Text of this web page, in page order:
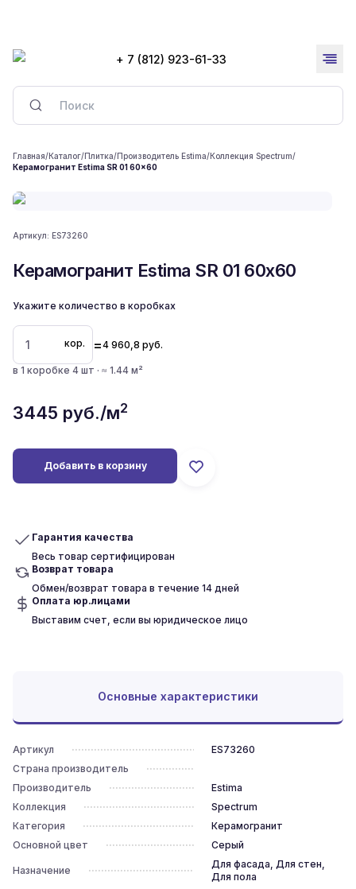
+ 7 (812) 923-61-33
Главная/Каталог/Плитка/Производитель Estima/Коллекция Spectrum/
Керамогранит Estima SR 01 60x60
Артикул: ES73260
Керамогранит Estima SR 01 60x60
Укажите количество в коробках
кор. =4 960,8 руб.
в 1 коробке 4 шт · ≈ 1.44 м²
3445 руб./м2
Добавить в корзину
Гарантия качества
Весь товар сертифицирован
Возврат товара
Обмен/возврат товара в течение 14 дней
Оплата юр.лицами
Выставим счет, если вы юридическое лицо
Основные характеристики
Артикул
ES73260
Страна производитель
Производитель
Estima
Коллекция
Spectrum
Категория
Керамогранит
Основной цвет
Серый
Назначение
Для фасада, Для стен,
Для пола